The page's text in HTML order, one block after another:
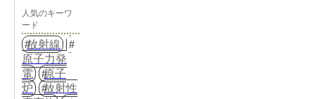
人気のキーワ
ード
放射線
原子力発
電
原子
炉
放射性